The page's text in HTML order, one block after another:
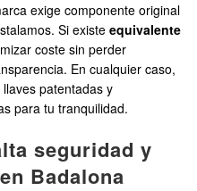
exige componente original
Si existe equivalente
coste sin perder
En cualquier caso,
patentadas y
para tu tranquilidad.
seguridad y
Badalona